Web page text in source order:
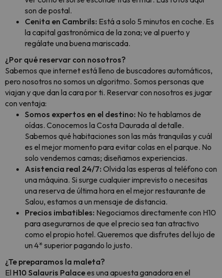
son de postal.
Cenita en Cambrils: Está a solo 5 minutos en coche. Es
la capital gastronómica de la zona; ve al puerto y
regálate una buena mariscada.
¿Por qué reservar con nosotros?
Sabemos que internet está lleno de buscadores automáticos,
pero nosotros no somos un algoritmo. Somos personas que
viajan y que dan la cara por ti. Reservar con nosotros es jugar
con ventaja:
Somos expertos en el destino: No te hablamos de
oídas. Conocemos la Costa Daurada al detalle.
Sabemos qué habitaciones son las más tranquilas y cuál
es el mejor momento para evitar colas en el parque. No
solo vendemos camas; diseñamos experiencias.
Asistencia real 24/7: Olvida las esperas al teléfono con
una máquina. Si surge cualquier imprevisto o necesitas
una reserva de última hora en el mejor restaurante de
Salou, estamos a un mensaje de distancia.
Precios imbatibles: Negociamos directamente con H10
para asegurarnos de que el precio sea tan atractivo
como el propio hotel. Queremos que disfrutes del lujo de
un 4* superior pagando lo justo.
¿Te preparamos la maleta?
El H10 Salauris Palacees una apuesta ganadora en el